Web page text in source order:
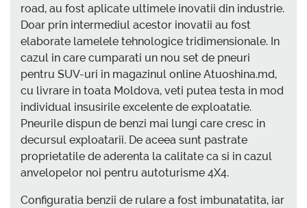
road, au fost aplicate ultimele inovatii din industrie.
Doar prin intermediul acestor inovatii au fost
elaborate lamelele tehnologice tridimensionale. In
cazul in care cumparati un nou set de pneuri
pentru SUV-uri in magazinul online Atuoshina.md,
cu livrare in toata Moldova, veti putea testa in mod
individual insusirile excelente de exploatatie.
Pneurile dispun de benzi mai lungi care cresc in
decursul exploatarii. De aceea sunt pastrate
proprietatile de aderenta la calitate ca si in cazul
anvelopelor noi pentru autoturisme 4X4.
Configuratia benzii de rulare a fost imbunatatita, iar